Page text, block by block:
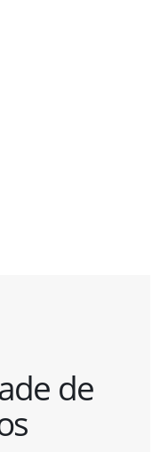
de